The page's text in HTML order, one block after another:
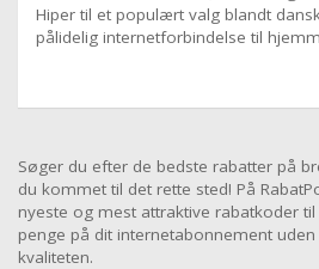
Hiper til et populært valg blandt
pålidelig internetforbindelse til
Søger du efter de bedste rabatter på
du kommet til det rette sted! På
nyeste og mest attraktive rabatkoder
penge på dit internetabonnement
kvaliteten.